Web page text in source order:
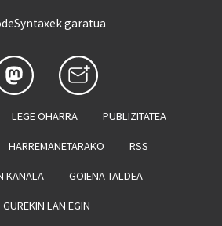
garatua
LEGE OHARRA PUBLIZITATEA
HARREMANETARAKO RSS
KANALA GOIENA TALDEA
GUREKIN LAN EGIN